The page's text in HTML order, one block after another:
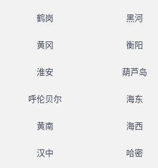
鹤岗 黑河
黄冈 衡阳
淮安 葫芦岛
呼伦贝尔 海东
黄南 海西
汉中 哈密